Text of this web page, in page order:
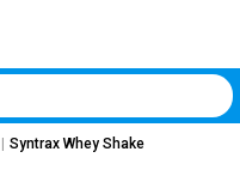
Syntrax Whey Shake